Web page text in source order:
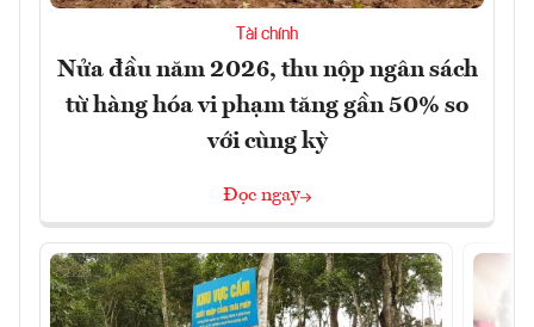
Tài chính
Nửa đầu năm 2026, thu nộp ngân sách
từ hàng hóa vi phạm tăng gần 50% so
với cùng kỳ
Đọc ngay